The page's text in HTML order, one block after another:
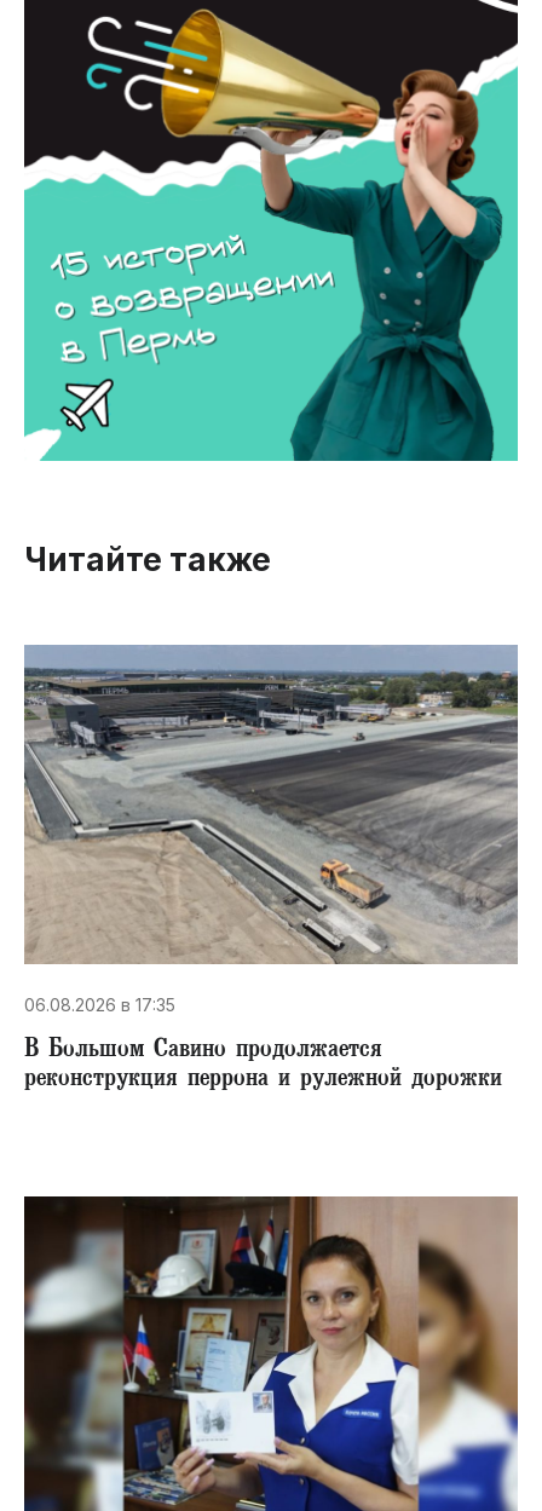
Читайте также
06.08.2026 в 17:35
В Большом Савино продолжается
реконструкция перрона и рулежной дорожки